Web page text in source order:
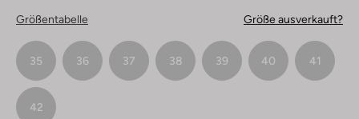
Größentabelle Größe ausverkauft?
35 36 37 38 39 40 41
42